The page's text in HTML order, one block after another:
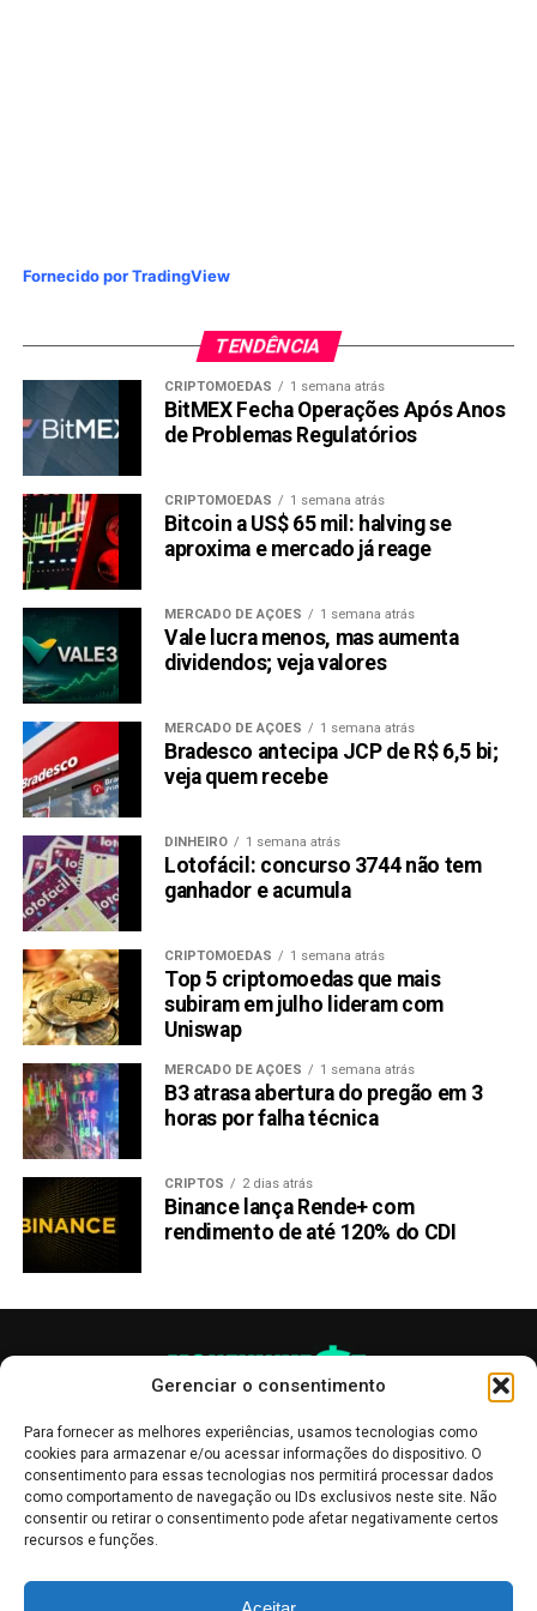
Gerenciar o consentimento
Para fornecer as melhores experiências, usamos tecnologias como
cookies para armazenar e/ou acessar informações do dispositivo. O
consentimento para essas tecnologias nos permitirá processar dados
como comportamento de navegação ou IDs exclusivos neste site. Não
consentir ou retirar o consentimento pode afetar negativamente certos
recursos e funções.
Fornecido por TradingView
TENDÊNCIA
CRIPTOMOEDAS 1 semana atrás
BitMEX Fecha Operações Após Anos
de Problemas Regulatórios
CRIPTOMOEDAS 1 semana atrás
Bitcoin a US$ 65 mil: halving se
aproxima e mercado já reage
MERCADO DE AÇÕES 1 semana atrás
Vale lucra menos, mas aumenta
dividendos; veja valores
MERCADO DE AÇÕES 1 semana atrás
Bradesco antecipa JCP de R$ 6,5 bi;
veja quem recebe
DINHEIRO 1 semana atrás
Lotofácil: concurso 3744 não tem
ganhador e acumula
CRIPTOMOEDAS 1 semana atrás
Top 5 criptomoedas que mais
subiram em julho lideram com
Uniswap
MERCADO DE AÇÕES 1 semana atrás
B3 atrasa abertura do pregão em 3
horas por falha técnica
CRIPTOS 2 dias atrás
Binance lança Rende+ com
rendimento de até 120% do CDI